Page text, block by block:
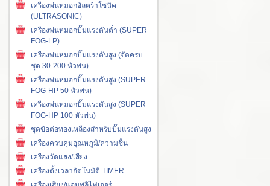
เครื่องพ่นหมอกอัลตร้าโซนิค
(ULTRASONIC)
เครื่องพ่นหมอกปั๊มแรงดันต่ำ (SUPER
FOG-LP)
เครื่องพ่นหมอกปั๊มแรงดันสูง (จัดครบ
ชุด 30-200 หัวพ่น)
เครื่องพ่นหมอกปั๊มแรงดันสูง (SUPER
FOG-HP 50 หัวพ่น)
เครื่องพ่นหมอกปั๊มแรงดันสูง (SUPER
FOG-HP 100 หัวพ่น)
ชุดข้อต่อทองเหลืองสำหรับปั๊มแรงดันสูง
เครื่องควบคุมอุณหภูมิ/ความชื้น
เครื่องวัดแสง/เสียง
เครื่องตั้งเวลาอัตโนมัติ TIMER